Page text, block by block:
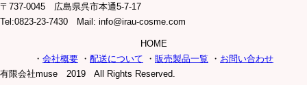
〒737-0045 広島県呉市本通5-7-17
Tel:0823-23-7430 Mail: info@irau-cosme.com
HOME
・ 会社概要 ・ 配送について ・ 販売製品一覧 ・ お問い合わせ
有限会社muse 2019 All Rights Reserved.